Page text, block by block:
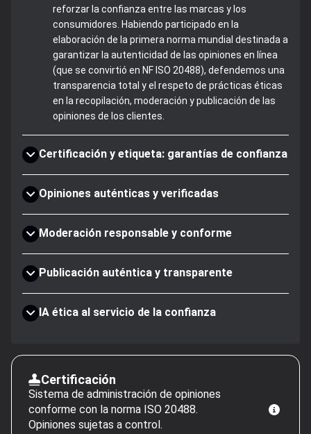
reforzar la confianza entre las marcas y los
consumidores. Habiendo participado en la
elaboración de la primera norma mundial destinada a
garantizar la autenticidad de las opiniones en línea
(que se convirtió en NF ISO 20488), defendemos una
transparencia total y el respeto de prácticas éticas
en la recopilación, moderación y publicación de las
opiniones de los clientes.
Certificación y etiqueta: garantías de confianza
Opiniones auténticas y verificadas
Moderación responsable y conforme
Publicación auténtica y transparente
IA ética al servicio de la confianza
Certificación
Sistema de administración de opiniones
conforme con la norma ISO 20488.
Opiniones sujetas a control.